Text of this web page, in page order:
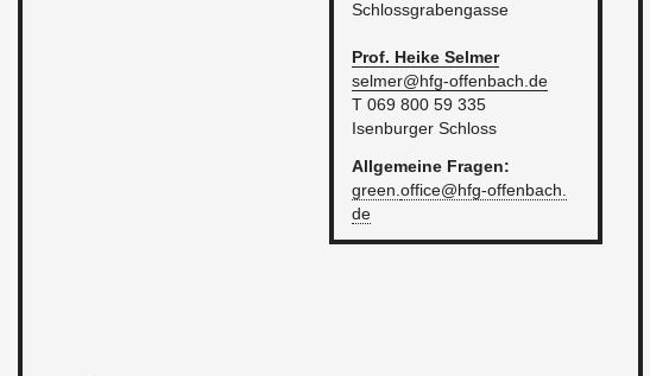
Schloss­gra­ben­gas­se
Prof. Heike Sel­mer
sel­mer@​hfg-​of­fen­bach.​de
T 069 800 59 335
Isen­bur­ger Schloss
All­ge­mei­ne Fra­gen:
green. office@​hfg-​offenbach.​
de